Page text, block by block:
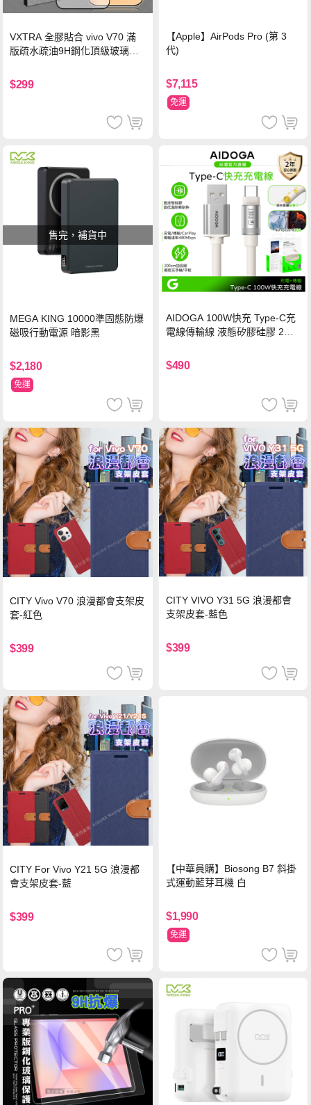
VXTRA 全膠貼合 vivo V70 滿
版疏水疏油9H鋼化頂級玻璃貼
$299
【Apple】AirPods Pro (第 3
代)
$7,115
免運
售完，補貨中
MEGA KING 10000準固態防爆
磁吸行動電源 暗影黑
$2,180
免運
AIDOGA 100W快充 Type-C充
電線傳輸線 液態矽膠硅膠 2M
$490
CITY Vivo V70 浪漫都會支架皮
套-紅色
$399
CITY VIVO Y31 5G 浪漫都會
支架皮套-藍色
$399
CITY For Vivo Y21 5G 浪漫都
會支架皮套-藍
$399
【中華員購】Biosong B7 斜掛
式運動藍芽耳機 白
$1,990
免運